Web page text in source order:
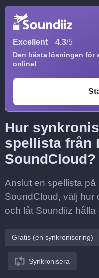
Excellent 4.3/5
Den bästa lösningen för
online!
Hur
spellista från
SoundCloud?
Anslut en spellista på
SoundCloud, välj hur
och låt Soundiiz hålla
Gratis (en synkronisering)
Synkronisera